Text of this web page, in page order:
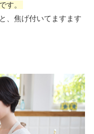
す。
、焦げ付いてますます